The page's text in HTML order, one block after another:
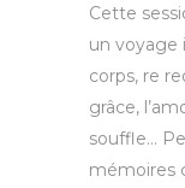
Cette
un voyage
corps, re
grâce,
souffle…
mémoires